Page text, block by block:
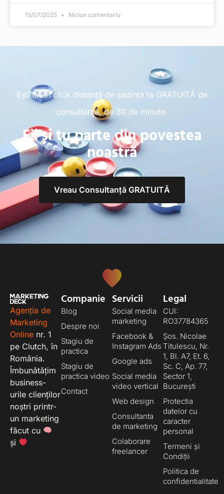
15/07/2025 Niciun comentariu
Ești la un click distanță de ședința ta GRATUITĂ de
consultanță, de 30 de minute.
Fă și tu parte din povestea
noastră
Vreau Consultanță GRATUITĂ
Agenția de
Marketing
Online nr. 1
pe Clutch, în
România.
Îmbunătățim
business-
urile clienților
noștri printr-
un marketing
făcut cu
și
Companie
Blog
Despre noi
Stagiu de
practica
Stagiu de
practica video
Contact
Servicii
Social media
marketing
Facebook &
Instagram Ads
Google ads
Social media
video vertical
Web design
Consultanta
de marketing
Colaborare
freelancer
Legal
CUI:
RO37784365
Șos. Nicolae
Titulescu, Nr.
1, Bl. A7, Et. 6,
Sc. C, Ap. 77,
Sector 1,
București
Protectia
datelor cu
caracter
personal
Termeni și
Condiții
Politica de
confidentialitate